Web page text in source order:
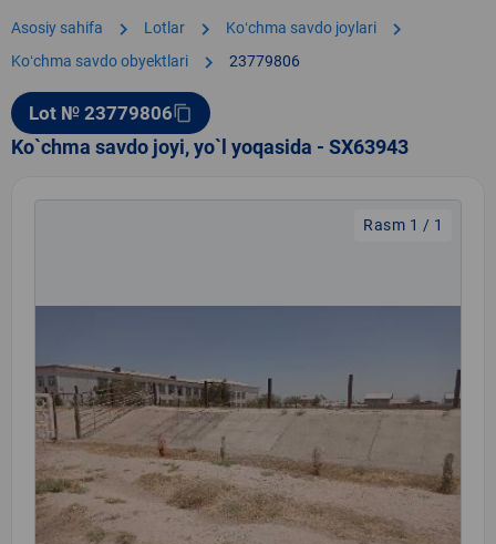
Asosiy sahifa chevron_right Lotlar chevron_right Koʻchma savdo joylari chevron_right
Koʻchma savdo obyektlari chevron_right 23779806
Lot № 23779806content_copy
Ko`chma savdo joyi, yo`l yoqasida - SX63943
Rasm 1 / 1